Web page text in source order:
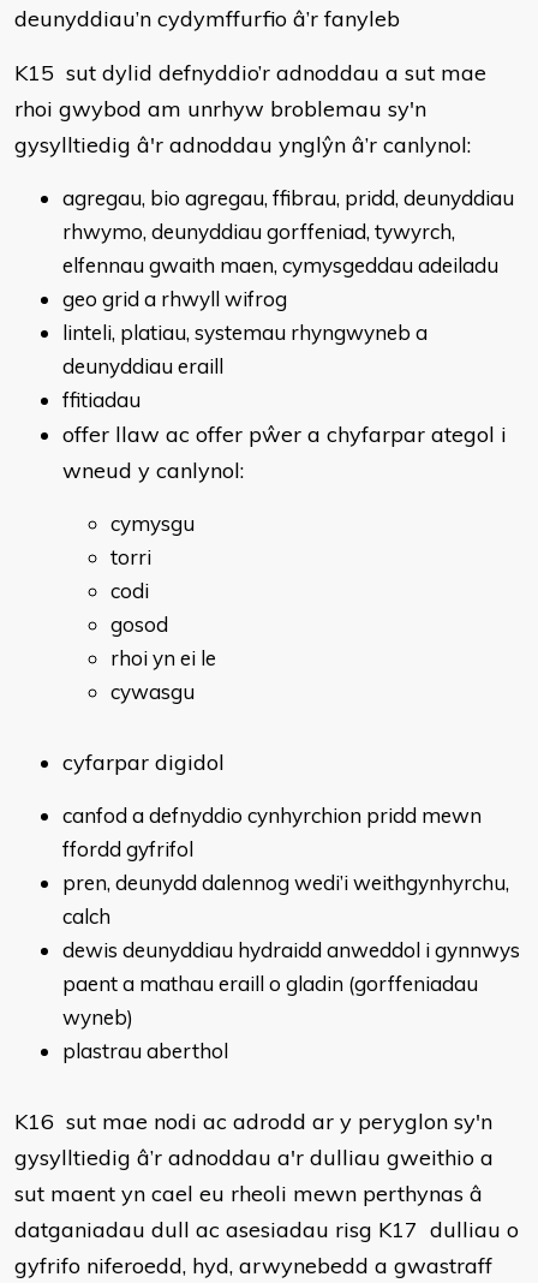
deunyddiau’n cydymffurfio â’r fanyleb
K15 sut dylid defnyddio’r adnoddau a sut mae
rhoi gwybod am unrhyw broblemau sy'n
gysylltiedig â'r adnoddau ynglŷn â’r canlynol:
agregau, bio agregau, ffibrau, pridd, deunyddiau
rhwymo, deunyddiau gorffeniad, tywyrch,
elfennau gwaith maen, cymysgeddau adeiladu
geo grid a rhwyll wifrog
linteli, platiau, systemau rhyngwyneb a
deunyddiau eraill
ffitiadau
offer llaw ac offer pŵer a chyfarpar ategol i
wneud y canlynol:
cymysgu
torri
codi
gosod
rhoi yn ei le
cywasgu
cyfarpar digidol
canfod a defnyddio cynhyrchion pridd mewn
ffordd gyfrifol
pren, deunydd dalennog wedi’i weithgynhyrchu,
calch
dewis deunyddiau hydraidd anweddol i gynnwys
paent a mathau eraill o gladin (gorffeniadau
wyneb)
plastrau aberthol
K16 sut mae nodi ac adrodd ar y peryglon sy'n
gysylltiedig â’r adnoddau a'r dulliau gweithio a
sut maent yn cael eu rheoli mewn perthynas â
datganiadau dull ac asesiadau risg K17 dulliau o
gyfrifo niferoedd, hyd, arwynebedd a gwastraff